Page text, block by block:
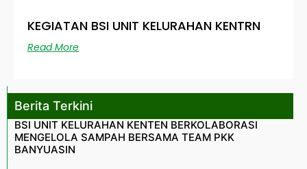
KEGIATAN BSI UNIT KELURAHAN KENTRN
Read More
Berita Terkini
BSI UNIT KELURAHAN KENTEN BERKOLABORASI
MENGELOLA SAMPAH BERSAMA TEAM PKK
BANYUASIN